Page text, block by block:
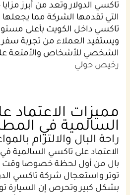
تاكسي الدولار وتعد من أبرز
التي تقدمها الشركة مما يجعلها
تاكسي داخل الكويت بأعلى
ويستفيد العملاء من تجربة
الشخصي للأشخاص والأمتعة
رخيص حولي
مميزات الاعتماد
السالمية في
راحة البال والالتزام
الاعتماد على تاكسي السالمية
بال من أول لحظة خصوصا وقت
توتر واستعجال شركة تاكسي
بشكل كبير وتحرص إن السيارة